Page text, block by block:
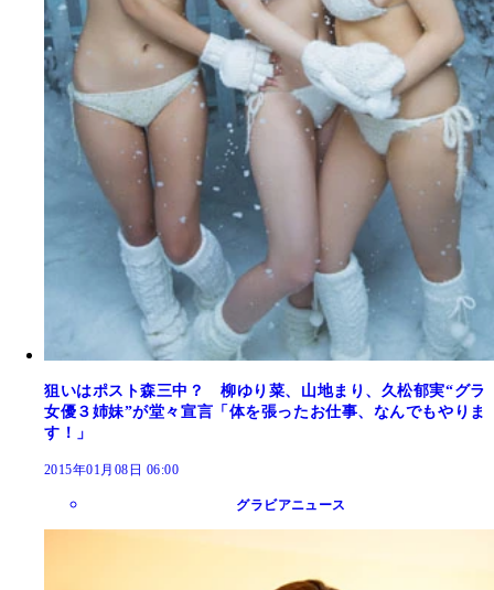
狙いはポスト森三中？ 柳ゆり菜、山地まり、久松郁実“グラ
女優３姉妹”が堂々宣言「体を張ったお仕事、なんでもやりま
す！」
2015年01月08日 06:00
グラビアニュース